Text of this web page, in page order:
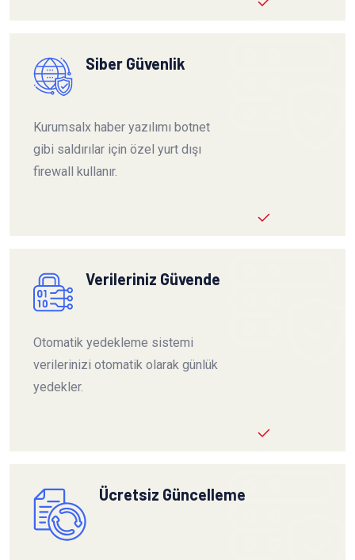
Siber Güvenlik
Kurumsalx haber yazılımı botnet
gibi saldırılar için özel yurt dışı
firewall kullanır.
Verileriniz Güvende
Otomatik yedekleme sistemi
verilerinizi otomatik olarak günlük
yedekler.
Ücretsiz Güncelleme